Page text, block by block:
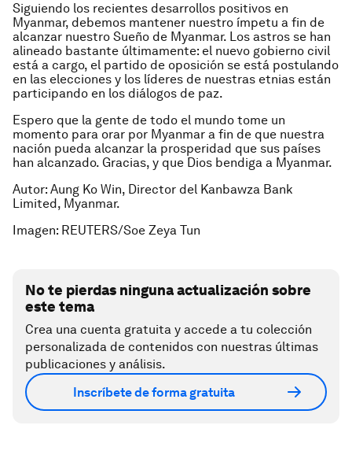
Siguiendo los recientes desarrollos positivos en
Myanmar, debemos mantener nuestro ímpetu a fin de
alcanzar nuestro Sueño de Myanmar. Los astros se han
alineado bastante últimamente: el nuevo gobierno civil
está a cargo, el partido de oposición se está postulando
en las elecciones y los líderes de nuestras etnias están
participando en los diálogos de paz.
Espero que la gente de todo el mundo tome un
momento para orar por Myanmar a fin de que nuestra
nación pueda alcanzar la prosperidad que sus países
han alcanzado. Gracias, y que Dios bendiga a Myanmar.
Autor: Aung Ko Win, Director del Kanbawza Bank
Limited, Myanmar.
Imagen: REUTERS/Soe Zeya Tun
No te pierdas ninguna actualización sobre
este tema
Crea una cuenta gratuita y accede a tu colección
personalizada de contenidos con nuestras últimas
publicaciones y análisis.
Inscríbete de forma gratuita